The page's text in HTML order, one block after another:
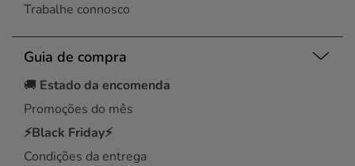
Trabalhe connosco
Guia de compra
🚚 Estado da encomenda
Promoções do mês
⚡Black Friday⚡
Condições da entrega